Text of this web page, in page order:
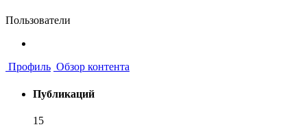
Пользователи
Профиль Обзор контента
Публикаций
15